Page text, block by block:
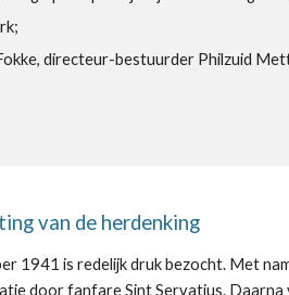
directeur-bestuurder Philzuid
van de herdenking
1941 is redelijk druk bezocht. Met
door fanfare Sint Servatius.